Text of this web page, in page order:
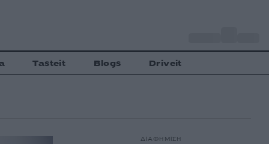
Tasteit Blogs Driveit
ΔΙΑΦΗΜΙΣΗ